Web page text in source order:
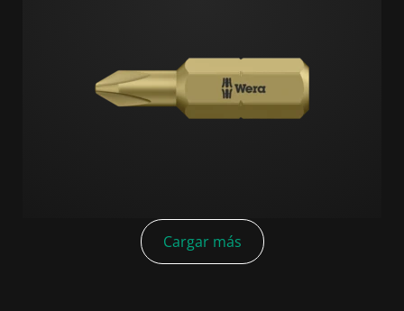
Cargar más